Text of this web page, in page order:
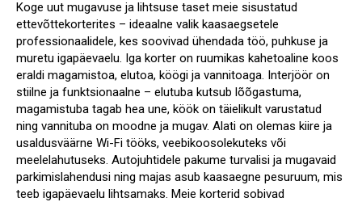
Koge uut mugavuse ja lihtsuse taset meie sisustatud
ettevõttekorterites – ideaalne valik kaasaegsetele
professionaalidele, kes soovivad ühendada töö, puhkuse ja
muretu igapäevaelu. Iga korter on ruumikas kahetoaline koos
eraldi magamistoa, elutoa, köögi ja vannitoaga. Interjöör on
stiilne ja funktsionaalne – elutuba kutsub lõõgastuma,
magamistuba tagab hea une, köök on täielikult varustatud
ning vannituba on moodne ja mugav. Alati on olemas kiire ja
usaldusväärne Wi-Fi tööks, veebikoosolekuteks või
meelelahutuseks. Autojuhtidele pakume turvalisi ja mugavaid
parkimislahendusi ning majas asub kaasaegne pesuruum, mis
teeb igapäevaelu lihtsamaks. Meie korterid sobivad